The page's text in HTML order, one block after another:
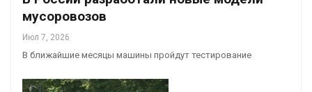
мусоровозов
Июл 7, 2026
В ближайшие месяцы машины пройдут тестирование